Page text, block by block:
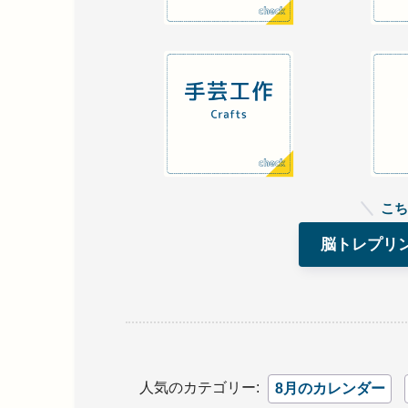
こ
脳トレプリ
人気のカテゴリー: 8月のカレンダー